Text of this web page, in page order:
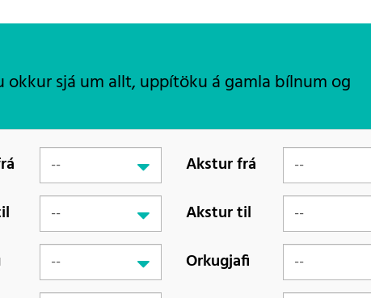
sjá um allt, uppítöku á gamla bílnum og
Akstur frá
Akstur til
Orkugjafi